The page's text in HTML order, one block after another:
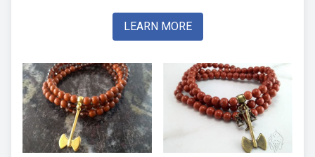
LEARN MORE